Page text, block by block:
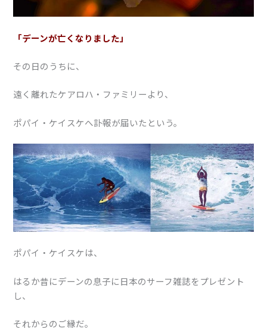
「デーンが亡くなりました」
その日のうちに、
遠く離れたケアロハ・ファミリーより、
ポパイ・ケイスケへ訃報が届いたという。
ポパイ・ケイスケは、
はるか昔にデーンの息子に日本のサーフ雑誌をプレゼント
し、
それからのご縁だ。